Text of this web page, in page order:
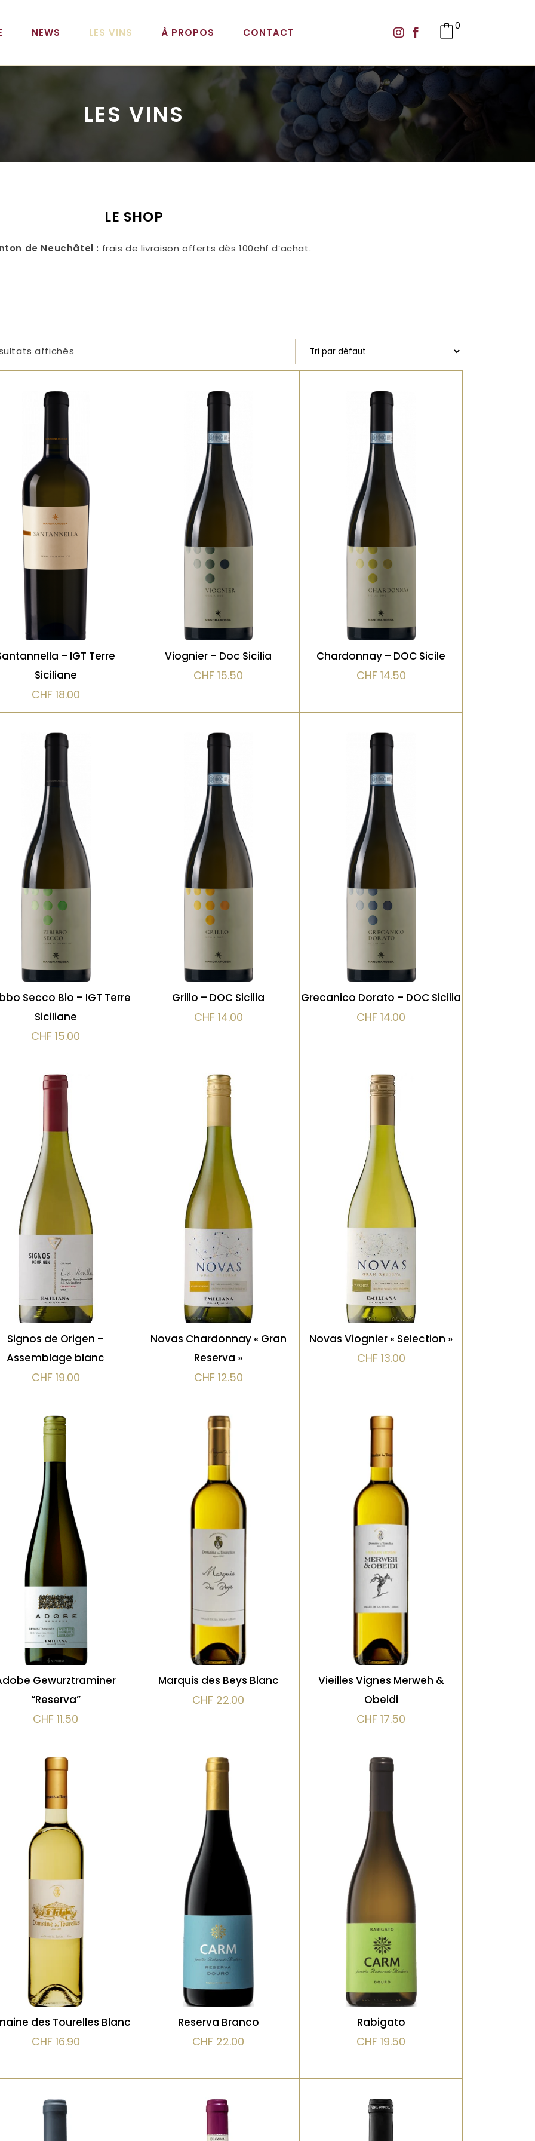
NEWS LES VINS À PROPOS CONTACT
0
LES VINS
LE SHOP
de Neuchâtel : frais de livraison offerts dès 100chf d’achat.
affichés
Blanc
Assemblage original de
Fiano et Chenin Blanc,
tension, complexité
et élégance. Notes de
blancs, miel léger et
belle structure
VOIR LE PRODUIT
– IGT Terre
Siciliane
CHF 18.00
Blanc
Gourmand et parfumé,
avec des arômes
d’abricot, de pêche et de
fleurs blanches. Une
version méditerranéenne,
plus fraîche que les
Viogniers continentaux
VOIR LE PRODUIT
Viognier – Doc Sicilia
CHF 15.50
Blanc
Une interprétation
sicilienne du Chardonnay :
rondeur, fruits jaunes et
une touche de minéralité
apportée par les sols
côtiers.
VOIR LE PRODUIT
Chardonnay – DOC Sicile
CHF 14.50
Bio, Blanc
Sec mais intensément
aromatique, ce Zibibbo
dévoile des parfums de
fleurs d’oranger, de
et de fruits mûrs.
Un vin expressif et solaire
VOIR LE PRODUIT
Secco Bio – IGT Terre
Siciliane
CHF 15.00
Blanc
Typiquement
méditerranéen, il offre une
belle ampleur aromatique
mêlant fruits exotiques et
herbes sauvages, avec
une finale saline très
caractéristique
VOIR LE PRODUIT
Grillo – DOC Sicilia
CHF 14.00
Blanc
Un blanc sicilien frais et
lumineux, marqué par des
notes d’agrumes et de
fleurs blanches. Sa vivacité
en fait un compagnon
idéal des poissons et
antipasti
VOIR LE PRODUIT
Grecanico Dorato – DOC Sicilia
CHF 14.00
Bio, Blanc, Vieilli en fût de
chêne
assemblage raffiné, où
le Chardonnay apporte
structure et fruits blancs,
tandis que la Roussanne
une touche florale
une texture plus ample.
nez évoque la pêche, la
fleur d’acacia et une
pointe d’amande. En
bouche, c’est un vin
long, avec une
finale élégante et
légèrement épicée
VOIR LE PRODUIT
Signos de Origen –
Assemblage blanc
CHF 19.00
Bio, Blanc, Vieilli en fût de
chêne
Un Chardonnay élégant,
mêlant notes de poire,
pomme mûre et touches
subtiles de vanille dues à
un élevage maîtrisé. La
texture est ample, avec
une belle tension qui
équilibre la richesse du
cépage. Finale nette,
légèrement beurrée, très
harmonieuse.
VOIR LE PRODUIT
Novas Chardonnay « Gran
Reserva »
CHF 12.50
Bio, Blanc, Vieilli en fût de
chêne
Un Viognier solaire et
généreux, marqué par des
arômes de pêche blanche,
d’abricot et de fleurs
d’oranger. La bouche est
ronde, légèrement grasse,
mais soutenue par une
fraîcheur bienvenue. Finale
longue, sur les fruits à
noyau et une pointe
d’épices douces. Un blanc
aromatique et séduisant
Novas Viognier « Selection »
CHF 13.00
Bio, Blanc
Un vin intensément
dominé par le
les fleurs blanches et
une touche de miel. La
est ample, douce
fruitée, avec une finale
persistante et florale. Un
expressif,
charmeur et très
accessible.
Gewurztraminer
“Reserva”
CHF 11.50
Blanc, Vieilli en fût de
Un grand blanc libanais,
ample et raffiné. Arômes
de fruits jaunes, vanille,
brioche et noisette.
L’élevage en fût apporte
une texture soyeuse et
une belle complexité, tout
en conservant une
vin gastronomique, digne
VOIR LE PRODUIT
Marquis des Beys Blanc
CHF 22.00
Blanc
Un blanc authentique, issu
de deux cépages
ancestraux du Liban.
confit, herbes
méditerranéennes et
pierre chaude. La bouche
est tendue, minérale, avec
une élégance naturelle. Un
vin de terroir, pur et
VOIR LE PRODUIT
Vieilles Vignes Merweh &
Obeidi
CHF 17.50
Un blanc aromatique et
lumineux, mêlant la
richesse du Viognier à la
fraîcheur de l’Obeidi,
cépage autochtone
libanais. Notes de pêche
blanche, fleurs d’oranger
agrumes. La bouche est
ronde mais équilibrée,
avec une finale
délicatement florale. Un
vin expressif et très
accessible
des Tourelles Blanc
CHF 16.90
Blanc, Vieilli en fût de
chêne
Un blanc de caractère,
plus complexe et
structuré. Notes de fruits
mûrs, vanille subtile,
noisette et fleurs séchées.
L’élevage en fût apporte
du volume et une texture
soyeuse, tout en
conservant la fraîcheur du
Douro
VOIR LE PRODUIT
Reserva Branco
CHF 22.00
Blanc
Un cépage autochtone qui
donne un vin droit, cristallin
et très minéral. Arômes
subtils d’agrumes, de
pierre à fusil et de fleurs
blanches. La bouche est
tendue, précise, avec une
grande pureté. Un blanc
gastronomique, parfait
pour les amateurs de vins
secs et nerveux
VOIR LE PRODUIT
Rabigato
CHF 19.50
Blanc Blanc
Bio, Blanc, Vieilli en fût de
chêne